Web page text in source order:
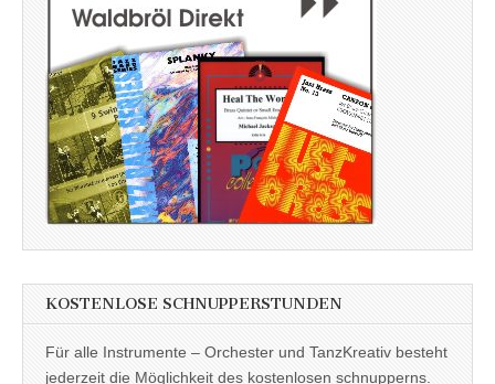
KOSTENLOSE SCHNUPPERSTUNDEN
Für alle Instrumente – Orchester und TanzKreativ besteht
jederzeit die Möglichkeit des kostenlosen schnupperns.